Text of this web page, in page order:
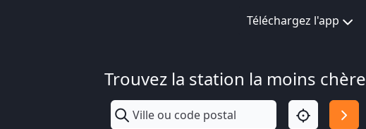
Téléchargez l'app
Trouvez la station la moins chère